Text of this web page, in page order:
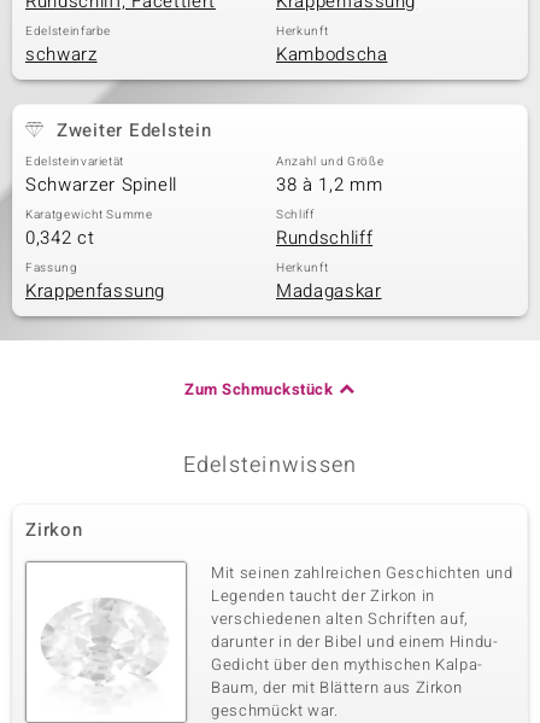
Edelsteinfarbe
schwarz
Herkunft
Kambodscha
Zweiter Edelstein
Edelsteinvarietät
Schwarzer Spinell
Anzahl und Größe
38 à 1,2 mm
Karatgewicht Summe
0,342 ct
Schliff
Rundschliff
Fassung
Krappenfassung
Herkunft
Madagaskar
Zum Schmuckstück
Edelsteinwissen
Zirkon
Mit seinen zahlreichen Geschichten und
Legenden taucht der Zirkon in
verschiedenen alten Schriften auf,
darunter in der Bibel und einem Hindu-
Gedicht über den mythischen Kalpa-
Baum, der mit Blättern aus Zirkon
geschmückt war.